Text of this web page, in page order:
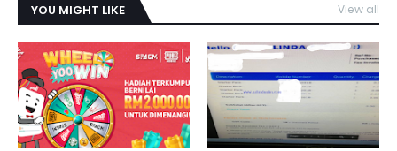
YOU MIGHT LIKE View all